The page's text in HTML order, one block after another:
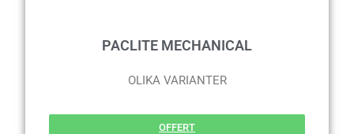
PACLITE MECHANICAL
OLIKA VARIANTER
OFFERT